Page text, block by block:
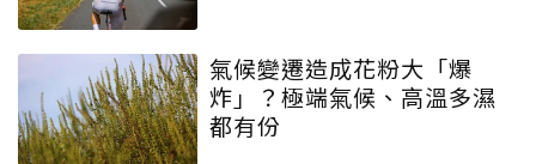
氣候變遷造成花粉大「爆
炸」？極端氣候、高溫多濕
都有份